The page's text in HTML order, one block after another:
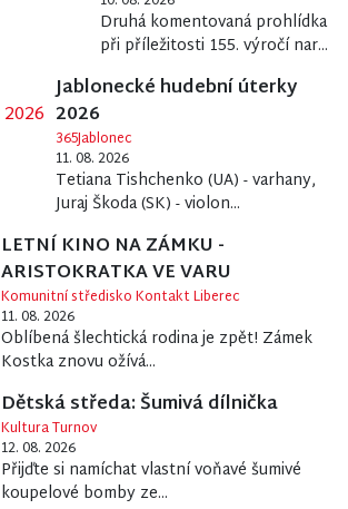
Druhá komentovaná prohlídka
při příležitosti 155. výročí nar...
Jablonecké hudební úterky
2026
365Jablonec
11. 08. 2026
Tetiana Tishchenko (UA) - varhany,
Juraj Škoda (SK) - violon...
LETNÍ KINO NA ZÁMKU -
ARISTOKRATKA VE VARU
Komunitní středisko Kontakt Liberec
11. 08. 2026
Oblíbená šlechtická rodina je zpět! Zámek
Kostka znovu ožívá...
Dětská středa: Šumivá dílnička
Kultura Turnov
12. 08. 2026
Přijďte si namíchat vlastní voňavé šumivé
koupelové bomby ze...